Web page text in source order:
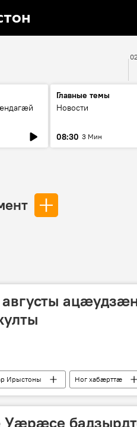
Главные темы
Новости
08:30 3 Мин
Ирыстоны Ног хабӕрттӕ